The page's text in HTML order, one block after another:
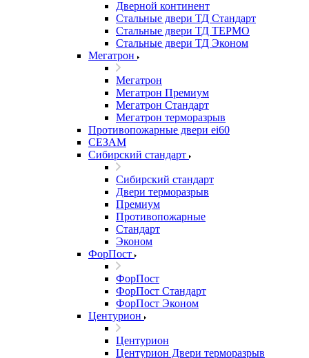
Дверной континент
Стальные двери ТД Стандарт
Стальные двери ТД ТЕРМО
Стальные двери ТД Эконом
Мегатрон
Мегатрон
Мегатрон Премиум
Мегатрон Стандарт
Мегатрон терморазрыв
Противопожарные двери ei60
СЕЗАМ
Сибирский стандарт
Сибирский стандарт
Двери терморазрыв
Премиум
Противопожарные
Стандарт
Эконом
ФорПост
ФорПост
ФорПост Стандарт
ФорПост Эконом
Центурион
Центурион
Центурион Двери терморазрыв